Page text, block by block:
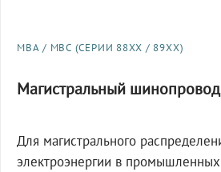
МВА / МВС (СЕРИИ 88XX / 89XX)
Магистральный шинопровод
Для магистрального
электроэнергии в